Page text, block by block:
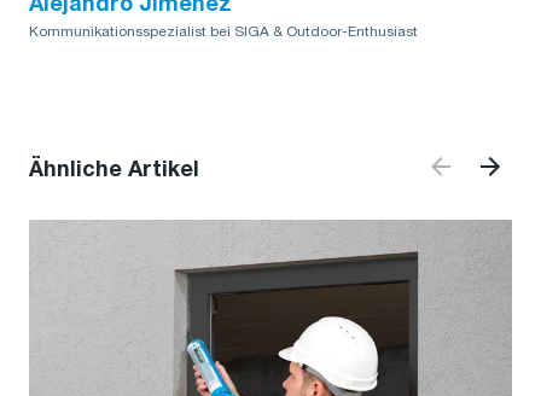
Alejandro Jimenez
Kommunikationsspezialist bei SIGA & Outdoor-Enthusiast
Ähnliche Artikel